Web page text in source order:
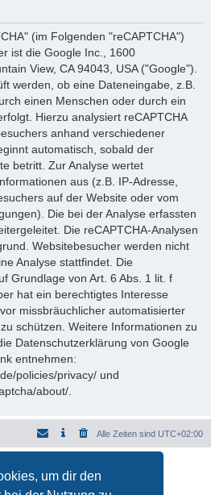
um dir den
(im Folgenden "reCAPTCHA")
ist die Google Inc., 1600
View, CA 94043, USA ("Google").
werden, ob eine Dateneingabe, z.B.
einen Menschen oder durch ein
Hierzu analysiert reCAPTCHA
anhand verschiedener
automatisch, sobald der
betritt. Zur Analyse wertet
aus (z.B. IP-Adresse,
auf der Website oder vom
Die bei der Analyse erfassten
Die reCAPTCHA-Analysen
Websitebesucher werden nicht
Analyse stattfindet. Die
Grundlage von Art. 6 Abs. 1 lit. f
hat ein berechtigtes Interesse
missbräuchlicher automatisierter
schützen. Weitere Informationen zu
Datenschutzerklärung von Google
entnehmen:
policies/privacy/ und
about/.
Alle Zeiten sind UTC+02:00
durchphpBB.de
|Nutzungsbedingungen